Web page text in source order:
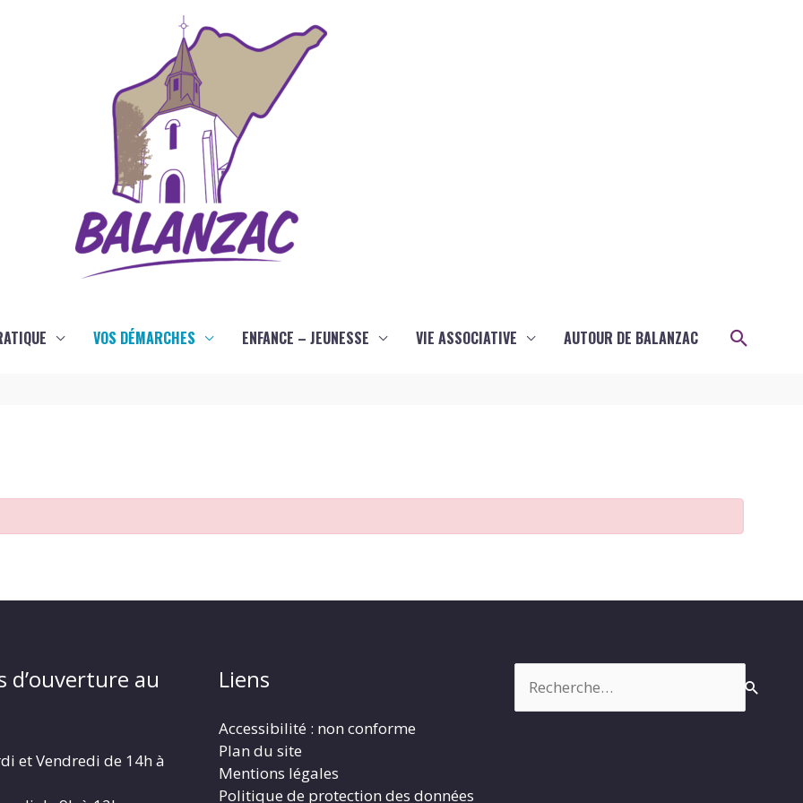
VOS DÉMARCHES ENFANCE – JEUNESSE VIE ASSOCIATIVE AUTOUR DE BALANZAC
d’ouverture au
et Vendredi de 14h à
Liens
Accessibilité : non conforme
Plan du site
Mentions légales
Politique de protection des données